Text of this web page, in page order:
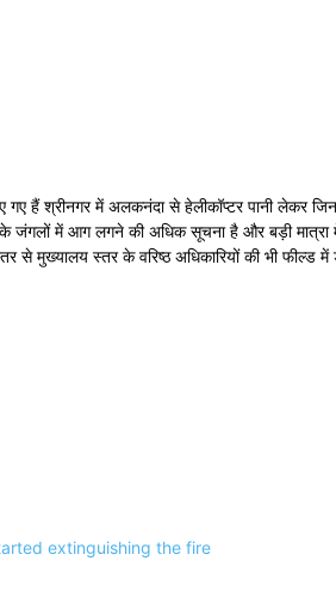
गए हैं श्रीनगर में अलकनंदा से हेलीकॉप्टर पानी
में आग लगने की अधिक सूचना है और बड़ी
मुख्यालय स्तर के वरिष्ठ अधिकारियों की भी फील्ड में
extinguishing the fire